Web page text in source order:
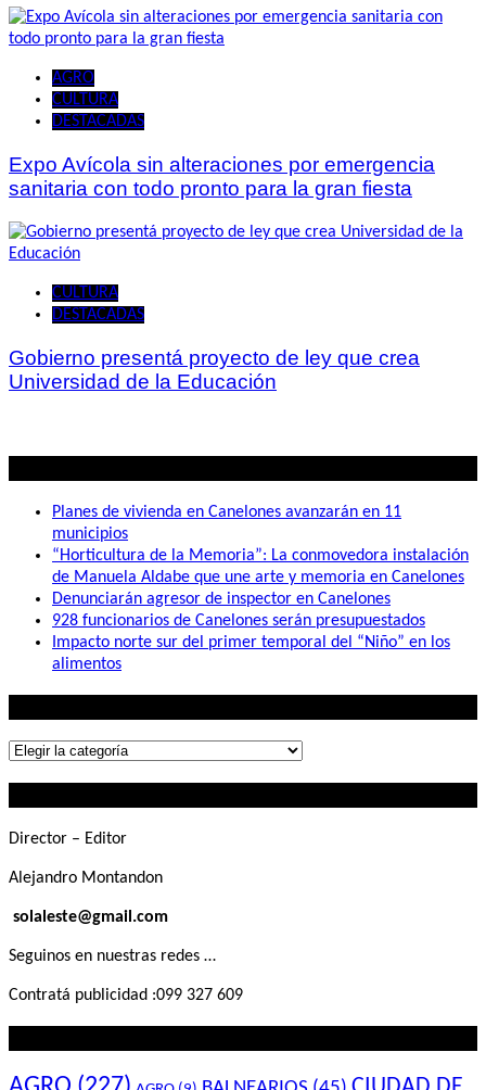
AGRO
CULTURA
DESTACADAS
Expo Avícola sin alteraciones por emergencia
sanitaria con todo pronto para la gran fiesta
CULTURA
DESTACADAS
Gobierno presentá proyecto de ley que crea
Universidad de la Educación
Planes de vivienda en Canelones avanzarán en 11
municipios
“Horticultura de la Memoria”: La conmovedora instalación
de Manuela Aldabe que une arte y memoria en Canelones
Denunciarán agresor de inspector en Canelones
928 funcionarios de Canelones serán presupuestados
Impacto norte sur del primer temporal del “Niño” en los
alimentos
Lo
Director – Editor
Alejandro Montandon
solaleste@gmail.com
Seguinos en nuestras redes …
Contratá publicidad :099 327 609